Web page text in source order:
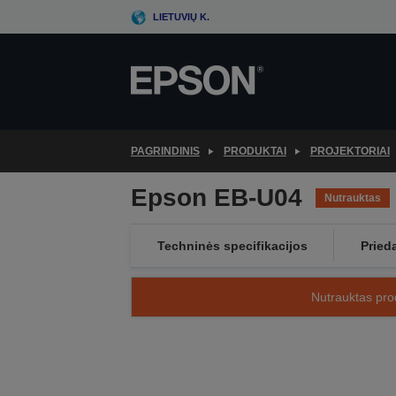
to
LIETUVIŲ K.
PAGRINDINIS PRODUKTAI PROJEKTORIAI
Epson EB-U04 Nutrauktas
Techninės specifikacijos
Nutrauktas